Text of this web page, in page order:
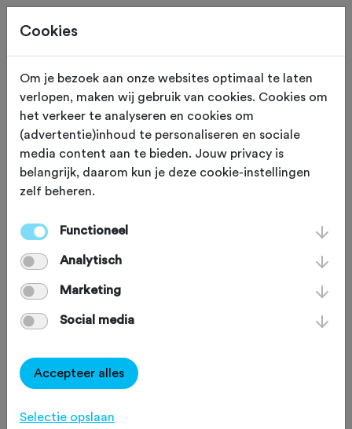
Beoordeling toevoegen voor:
Sjeivendörpel - 72,0 km
Je beoordeling helpt andere sportieve fietsers op
weg. Bedankt!
Wat vond je van deze route?
Wat vond je van de volgende
Cookies
Om je bezoek aan onze websites optimaal te laten
verlopen, maken wij gebruik van cookies. Cookies om
het verkeer te analyseren en cookies om
(advertentie)inhoud te personaliseren en sociale
media content aan te bieden. Jouw privacy is
belangrijk, daarom kun je deze cookie-instellingen
zelf beheren.
Functioneel
Analytisch
Marketing
Social media
Accepteer alles
Selectie opslaan